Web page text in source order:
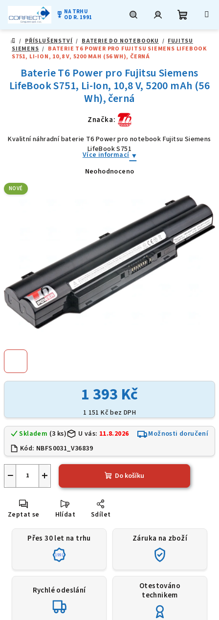
obsah
military_tech NA TRHU
OD R. 1991
DOMŮ
/ PŘÍSLUŠENSTVÍ / BATERIE DO NOTEBOOKU / FUJITSU
SIEMENS / BATERIE T6 POWER PRO FUJITSU SIEMENS LIFEBOOK
S751, LI-ION, 10,8 V, 5200 MAH (56 WH), ČERNÁ
1 393 Kč
1 151 Kč bez DPH
Skladem (3 ks) U vás: 11.8.2026
Možnosti doručení
Kód: NBFS0031_V36839
+
− Do košíku
Zeptat se Hlídat Sdílet
Baterie T6 Power pro Fujitsu Siemens
LifeBook S751, Li-Ion, 10,8 V, 5200 mAh (56
Wh), černá
Značka:
Kvalitní náhradní baterie T6 Power pro notebook Fujitsu Siemens
LifeBook S751
Více informací
Průměrné
Neohodnoceno
NOVÉ
Přes 30 let na trhu
1991
Záruka na zboží
Rychlé odeslání
Otestováno
technikem